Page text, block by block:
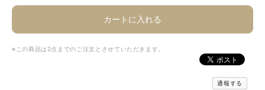
カートに入れる
※この商品は2点までのご注文とさせていただきます。
通報する